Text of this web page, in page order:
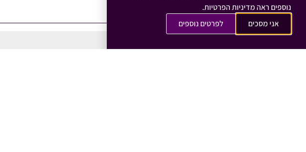
אוגוסט 21, 2025
מאמרים נוספים שאולי יעניינו אותך:
נוספים ראה מדיניות הפרטיות.
אני מסכים
לפרטים נוספים